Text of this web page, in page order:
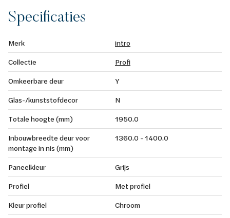
Specificaties
Merk
intro
Collectie
Profi
Omkeerbare deur
Y
Glas-/kunststofdecor
N
Totale hoogte (mm)
1950.0
Inbouwbreedte deur voor
montage in nis (mm)
1360.0 - 1400.0
Paneelkleur
Grijs
Profiel
Met profiel
Kleur profiel
Chroom